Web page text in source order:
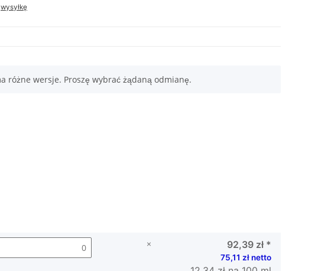
wysyłkę
różne wersje. Proszę wybrać żądaną odmianę.
× 92,39 zł *
75,11 zł netto